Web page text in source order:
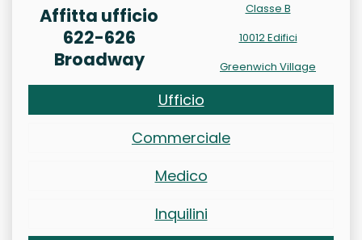
Affitta ufficio
622-626
Broadway
Classe B
10012 Edifici
Greenwich Village
Ufficio
Commerciale
Medico
Inquilini